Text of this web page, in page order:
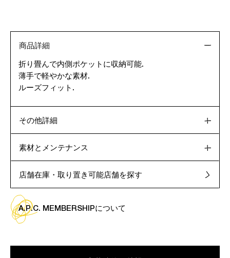
商品詳細
折り畳んで内側ポケットに収納可能.
薄手で軽やかな素材.
ルーズフィット.
その他詳細
素材とメンテナンス
店舗在庫・取り置き可能店舗を探す
A.P.C. MEMBERSHIPについて